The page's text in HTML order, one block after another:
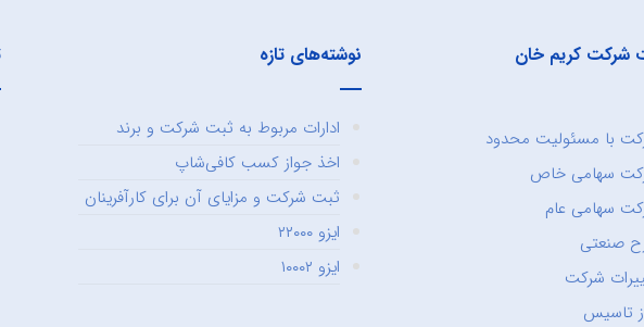
شرکت کریم خان
با مسئولیت محدود
سهامی خاص
سهامی عام
صنعتی
شرکت
تاسیس
نوشته‌های تازه
ادارات مربوط به ثبت شرکت و برند
اخذ جواز کسب کافی‌شاپ
ثبت شرکت و مزایای آن برای کارآفرینان
ایزو ۲۲۰۰۰
ایزو ۱۰۰۰۲